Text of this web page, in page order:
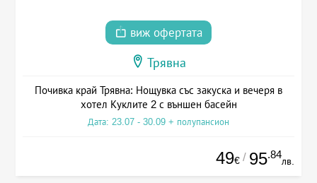
виж офертата
Трявна
Почивка край Трявна: Нощувка със закуска и вечеря в
хотел Куклите 2 с външен басейн
Дата: 23.07 - 30.09 + полупансион
49€ / 95.84
лв.